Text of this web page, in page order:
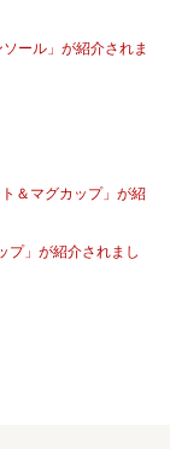
ール」が紹介されま
＆マグカップ」が紹
プ」が紹介されまし